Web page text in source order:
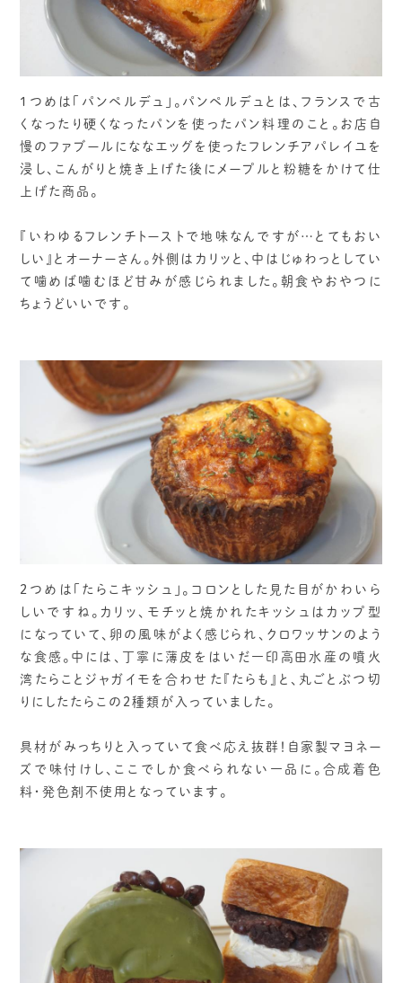
1つめは「パンペルデュ」。パンペルデュとは、フランスで古
くなったり硬くなったパンを使ったパン料理のこと。お店自
慢のファブールにななエッグを使ったフレンチアパレイユを
浸し、こんがりと焼き上げた後にメープルと粉糖をかけて仕
上げた商品。
『いわゆるフレンチトーストで地味なんですが…とてもおい
しい』とオーナーさん。外側はカリッと、中はじゅわっとしてい
て噛めば噛むほど甘みが感じられました。朝食やおやつに
ちょうどいいです。
2つめは「たらこキッシュ」。コロンとした見た目がかわいら
しいですね。カリッ、モチッと焼かれたキッシュはカップ型
になっていて、卵の風味がよく感じられ、クロワッサンのよう
な食感。中には、丁寧に薄皮をはいだ一印高田水産の噴火
湾たらことジャガイモを合わせた『たらも』と、丸ごとぶつ切
りにしたたらこの2種類が入っていました。
具材がみっちりと入っていて食べ応え抜群！自家製マヨネー
ズで味付けし、ここでしか食べられない一品に。合成着色
料・発色剤不使用となっています。